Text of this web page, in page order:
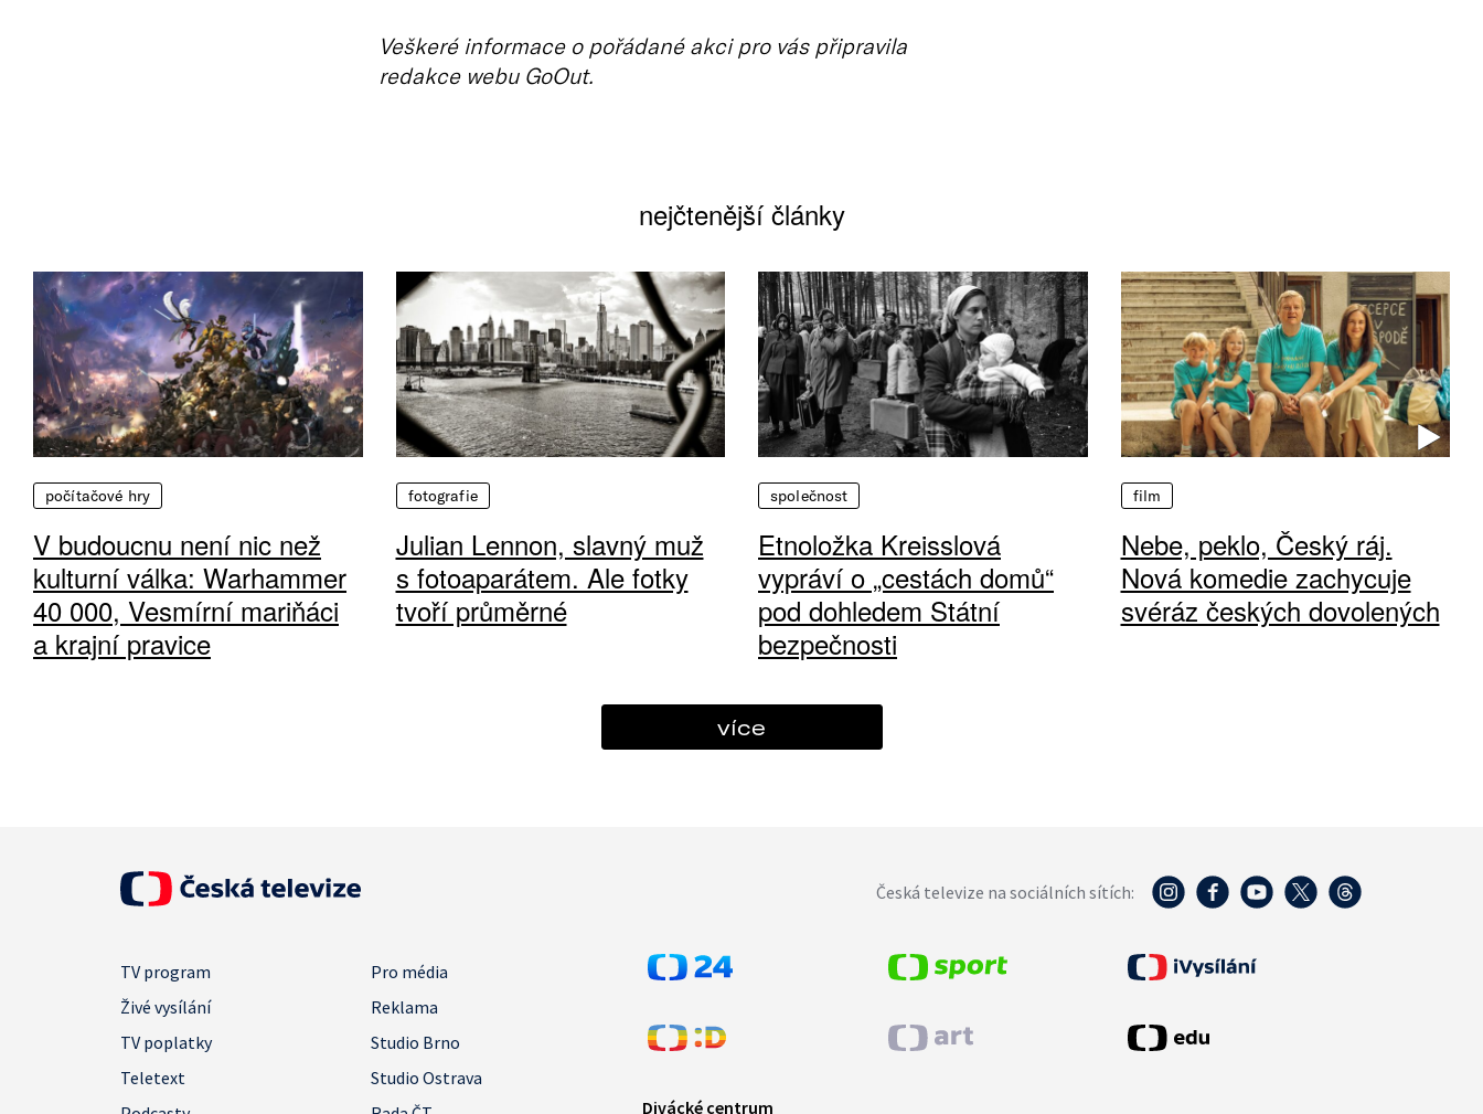
Veškeré informace o pořádané akci pro vás připravila
redakce webu GoOut.
nejčtenější články
počítačové hry
V budoucnu není nic než
kulturní válka: Warhammer
40 000, Vesmírní mariňáci
a krajní pravice
fotografie
Julian Lennon, slavný muž
s fotoaparátem. Ale fotky
tvoří průměrné
společnost
Etnoložka Kreisslová
vypráví o „cestách domů“
pod dohledem Státní
bezpečnosti
film
Nebe, peklo, Český ráj.
Nová komedie zachycuje
svéráz českých dovolených
více
Česká televize na sociálních sítích:
TV program
Pro média
Živé vysílání
Reklama
TV poplatky
Studio Brno
Teletext
Studio Ostrava